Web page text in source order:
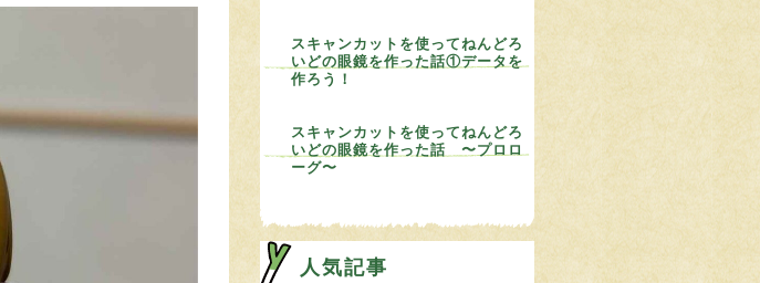
スキャンカットを使ってねんどろ
いどの眼鏡を作った話①データを
作ろう！
スキャンカットを使ってねんどろ
いどの眼鏡を作った話 〜プロロ
ーグ〜
人気記事